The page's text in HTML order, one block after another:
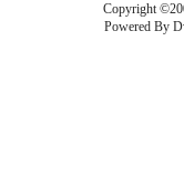
Copyright
Powered By